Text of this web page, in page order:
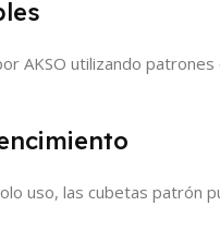
AKSO utilizando
uso, las cubetas